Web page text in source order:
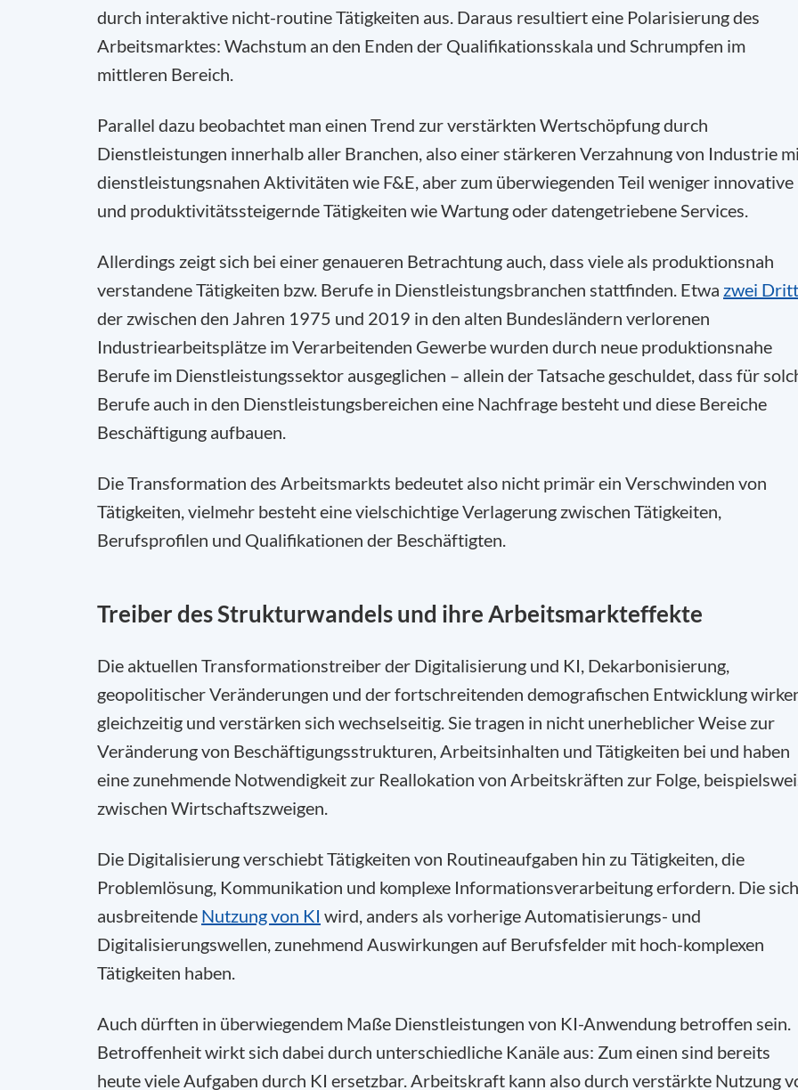
durch interaktive nicht-routine Tätigkeiten aus. Daraus resultiert eine Polarisierung des
Arbeitsmarktes: Wachstum an den Enden der Qualifikationsskala und Schrumpfen im
mittleren Bereich.
Parallel dazu beobachtet man einen Trend zur verstärkten Wertschöpfung durch
Dienstleistungen innerhalb aller Branchen, also einer stärkeren Verzahnung von Industrie
dienstleistungsnahen Aktivitäten wie F&E, aber zum überwiegenden Teil weniger innovative
und produktivitätssteigernde Tätigkeiten wie Wartung oder datengetriebene Services.
Allerdings zeigt sich bei einer genaueren Betrachtung auch, dass viele als produktionsnah
verstandene Tätigkeiten bzw. Berufe in Dienstleistungsbranchen stattfinden. Etwa zwei
der zwischen den Jahren 1975 und 2019 in den alten Bundesländern verlorenen
Industriearbeitsplätze im Verarbeitenden Gewerbe wurden durch neue produktionsnahe
Berufe im Dienstleistungssektor ausgeglichen – allein der Tatsache geschuldet, dass für
Berufe auch in den Dienstleistungsbereichen eine Nachfrage besteht und diese Bereiche
Beschäftigung aufbauen.
Die Transformation des Arbeitsmarkts bedeutet also nicht primär ein Verschwinden von
Tätigkeiten, vielmehr besteht eine vielschichtige Verlagerung zwischen Tätigkeiten,
Berufsprofilen und Qualifikationen der Beschäftigten.
Treiber des Strukturwandels und ihre Arbeitsmarkteffekte
Die aktuellen Transformationstreiber der Digitalisierung und KI, Dekarbonisierung,
geopolitischer Veränderungen und der fortschreitenden demografischen Entwicklung
gleichzeitig und verstärken sich wechselseitig. Sie tragen in nicht unerheblicher Weise zur
Veränderung von Beschäftigungsstrukturen, Arbeitsinhalten und Tätigkeiten bei und haben
eine zunehmende Notwendigkeit zur Reallokation von Arbeitskräften zur Folge,
zwischen Wirtschaftszweigen.
Die Digitalisierung verschiebt Tätigkeiten von Routineaufgaben hin zu Tätigkeiten, die
Problemlösung, Kommunikation und komplexe Informationsverarbeitung erfordern. Die sich
ausbreitende Nutzung von KI wird, anders als vorherige Automatisierungs- und
Digitalisierungswellen, zunehmend Auswirkungen auf Berufsfelder mit hoch-komplexen
Tätigkeiten haben.
Auch dürften in überwiegendem Maße Dienstleistungen von KI-Anwendung betroffen sein.
Betroffenheit wirkt sich dabei durch unterschiedliche Kanäle aus: Zum einen sind bereits
heute viele Aufgaben durch KI ersetzbar. Arbeitskraft kann also durch verstärkte Nutzung